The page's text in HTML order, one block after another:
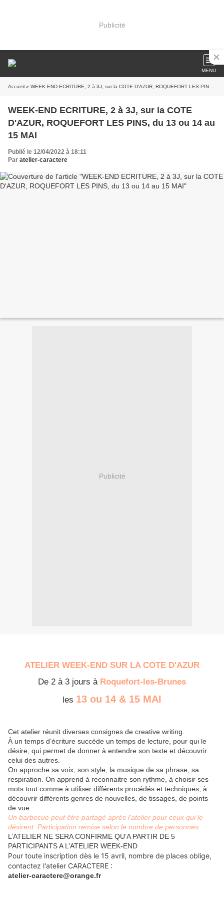
Publicité
MENU
Accueil » WEEK-END ECRITURE, 2 à 3J, sur la COTE D'AZUR, ROQUEFORT LES PINS, du 13 ou 14 au 15 MAI
WEEK-END ECRITURE, 2 à 3J, sur la COTE
D'AZUR, ROQUEFORT LES PINS, du 13 ou 14 au
15 MAI
Publié le 12/04/2022 à 18:11
Par atelier-caractere
Publicité
ATELIER WEEK-END SUR LA COTE D'AZUR
De 2 à 3 jours à Roquefort-les-Brunes
les 13 ou 14 & 15 MAI
Cet atelier réunit diverses consignes de creative writing.
À un temps d’écriture succède un temps de lecture, pour qui le
désire, qui permet de donner à entendre son texte et découvrir
celui des autres.
On approche sa voix, son style, la musique de sa phrase, sa
respiration. On apprend à reconnaitre son rythme, à choisir ses
mots tout comme à utiliser différents procédés et techniques, à
découvrir différents genres de nouvelles, de tissages, de points
de vue..
Un barbecue peut être partagé après l’atelier pour ceux qui le
désirent. Participation remise selon le nombre de personnes.
L’ATELIER NE SERA CONFIRME QU’A PARTIR DE 5
PARTICIPANTS A L’ATELIER WEEK-END
Pour toute inscription dès le 15 avril, nombre de places oblige,
contactez l'atelier CARACTERE :
atelier-caractere@orange.fr